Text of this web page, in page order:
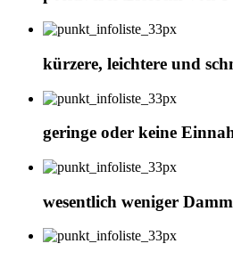
kürzere, leichtere und
geringe oder keine
wesentlich weniger